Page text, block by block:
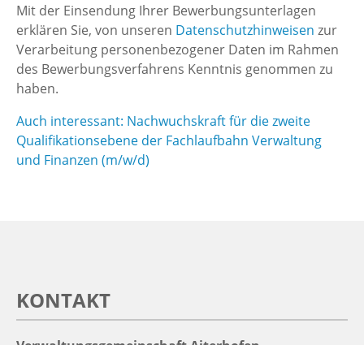
Mit der Einsendung Ihrer Bewerbungsunterlagen
erklären Sie, von unseren Datenschutzhinweisen zur
Verarbeitung personenbezogener Daten im Rahmen
des Bewerbungsverfahrens Kenntnis genommen zu
haben.
Auch interessant: Nachwuchskraft für die zweite
Qualifikationsebene der Fachlaufbahn Verwaltung
und Finanzen (m/w/d)
KONTAKT